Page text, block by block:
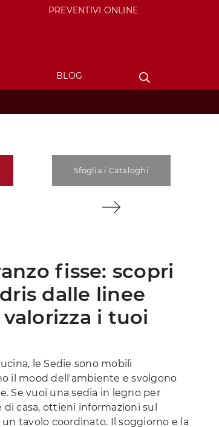
PREVENTIVI ONLINE
BLOG
Sfoglia i Cataloghi
fisse: scopri
dalle linee
i tuoi
le Sedie sono mobili
il mood dell'ambiente e svolgono
Se vuoi una sedia in legno per
casa, ottieni informazioni sul
tavolo coordinato. Il soggiorno e la